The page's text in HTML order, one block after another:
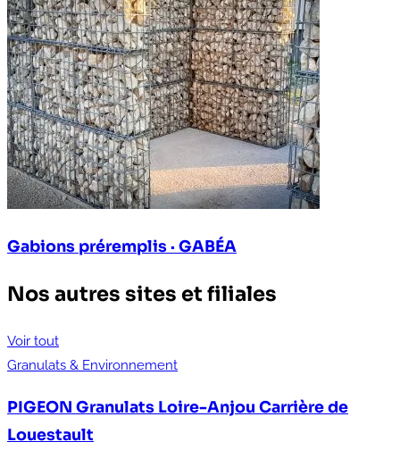
Gabions préremplis · GABÉA
Nos autres sites et filiales
Voir tout
Granulats & Environnement
PIGEON Granulats Loire-Anjou Carrière de
Louestault